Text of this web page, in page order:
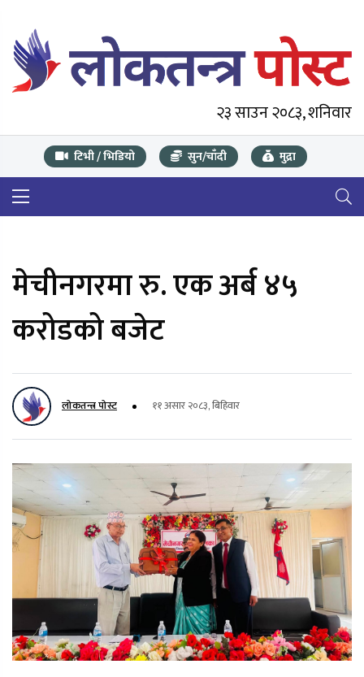
२३ साउन २०८३, शनिवार
टिभी / भिडियो सुन/चाँदी मुद्रा
मेचीनगरमा रु. एक अर्ब ४५
करोडको बजेट
लोकतन्त्र पोस्ट ११ असार २०८३, बिहिवार